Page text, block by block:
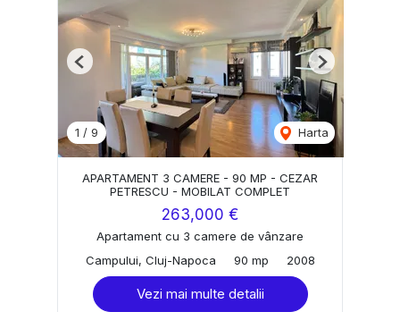
1 / 9 Harta
Previous Next
APARTAMENT 3 CAMERE - 90 MP - CEZAR
PETRESCU - MOBILAT COMPLET
263,000 €
Apartament cu 3 camere de vânzare
Campului, Cluj-Napoca
90 mp 2008
Vezi mai multe detalii